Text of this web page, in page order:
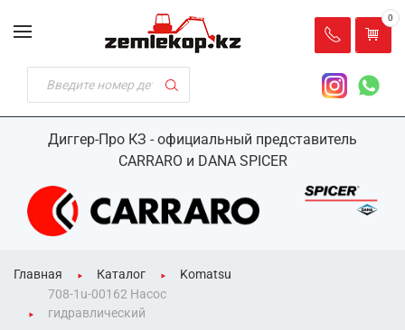
Диггер-Про КЗ - официальный представитель
CARRARO и DANA SPICER
0
Главная Каталог
Komatsu
708-1u-00162 Насос
гидравлический